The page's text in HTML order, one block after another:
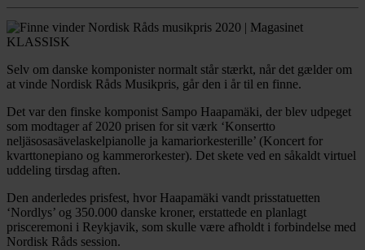
Selv om danske komponister normalt står stærkt, når det gælder om
at vinde Nordisk Råds Musikpris, går den i år til en finne.
Det var den finske komponist Sampo Haapamäki, der blev udpeget
som modtager af 2020 prisen for sit værk ‘Konsertto
neljäsosasävelaskelpianolle ja kamariorkesterille’ (Koncert for
kvarttonepiano og kammerorkester). Det skete ved en såkaldt virtuel
uddeling tirsdag aften.
Den anderledes prisfest, hvor Haapamäki vandt prisstatuetten
‘Nordlys’ og 350.000 danske kroner, erstattede en planlagt
prisceremoni i Reykjavik, som skulle være afholdt i forbindelse med
Nordisk Råds session.